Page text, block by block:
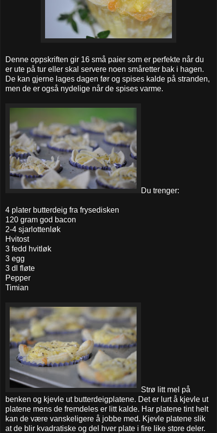
Denne oppskriften gir 16 små paier som er perfekte når du
er ute på tur eller skal servere noen småretter bak i hagen.
De kan gjerne lages dagen før og spises kalde på stranden,
men de er også nydelige når de spises varme.
Du trenger:
4 plater butterdeig fra frysedisken
120 gram god bacon
2-4 sjarlottenløk
Hvitost
3 fedd hvitløk
3 egg
3 dl fløte
Pepper
Timian
Strø litt mel på
benken og kjevle ut butterdeigplatene. Det er lurt å kjevle ut
platene mens de fremdeles er litt kalde. Har platene tint helt
kan de være vanskeligere å jobbe med. Kjevle platene slik
at de blir kvadratiske og del hver plate i fire like store deler.